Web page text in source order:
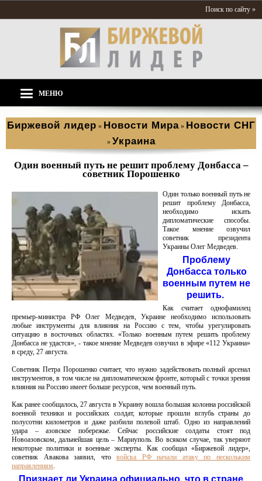
Поиск по сайту »
МЕНЮ
Биржевой лидер » Новости Мира » Новости СНГ
» Украина
Один военный путь не решит проблему Донбасса –
советник Порошенко
Один только военный путь не
решит проблему Донбасса,
необходимо искать
дипломатические способы.
Такое мнение озвучил
советник президента
Украины Олег Медведев.
Проблему
Донбасса только
военным путем не
решить.
Как считает однофамилец
премьер-министра РФ Олег Медведев, Украине необходимо использовать
любые инструменты для влияния на Россию с тем, чтобы урегулировать
ситуацию в восточных областях. «Только военным путем решить проблему
Донбасса не удастся», - такое мнение Медведев озвучил в эфире «112 Украина»
в среду, 27 августа.
Советник Петра Порошенко считает, что нужно задействовать полный арсенал
инструментов, в том числе на дипломатическом фронте, который с точки зрения
влияния на Россию имеет больше ресурсов, чем военный путь.
Как ранее сообщалось, 27 августа в Украину вошла большая колонна российской
военной техники и российских солдат, которые прошли вглубь страны до
полусотни километров и даже разбили полевой штаб. Одно из направлений
удара – азовское побережье. Сейчас российские солдаты стоят под
Новоазовском, дальнейшая цель – Мариуполь. Во всяком случае, так уверяют
некоторые политики и военные эксперты. Как сообщал «Биржевой лидер»,
советник Авакова заявил, чтовойска РФ начали атаку по нескольким
направлениям.
Признает ли Украина официально, что в стране